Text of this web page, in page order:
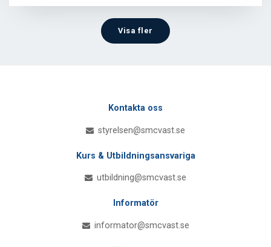
Visa fler
Kontakta oss
styrelsen@smcvast.se
Kurs & Utbildningsansvariga
utbildning@smcvast.se
Informatör
informator@smcvast.se